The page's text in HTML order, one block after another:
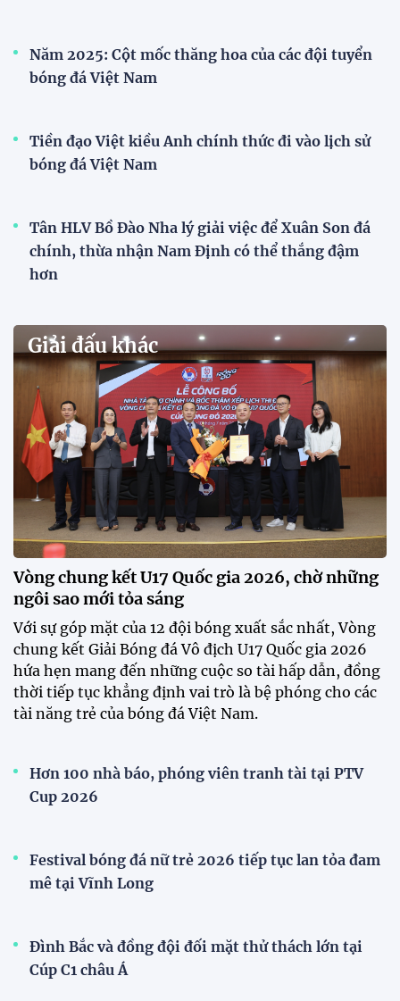
Đội tuyển trẻ
VCK U21 Quốc gia – Cúp FPT Play 2026: Hứa
Quy tụ 12 đội bóng trẻ hàng đầu cả nước, VCK U21
Quốc gia – Cúp FPT Play 2026 hứa hẹn tạo nên cuộc
đua sôi động, đồng thời là bệ phóng cho những
gương mặt triển vọng của bóng đá Việt Nam.
Khai mạc chương trình tuyển sinh, phát hiện tài
năng bóng đá nữ
ĐKVĐ Cúp Quốc gia chiêu mộ sao trẻ của ĐT Việt
Nam
Đình Bắc cùng dàn sao CAHN "thắng lớn" tại
V.League Awards 2026
Loạt cầu thủ U19 Việt Nam thi tốt nghiệp THPT